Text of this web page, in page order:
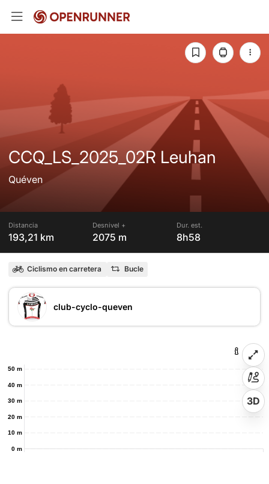
CCQ_LS_2025_02R Leuhan
Quéven
Distancia
193,21 km
Desnivel +
2075 m
Dur. est.
8h58
Ciclismo en carretera Bucle
club-cyclo-queven
0 m
10 m
20 m
30 m
40 m
50 m
3D